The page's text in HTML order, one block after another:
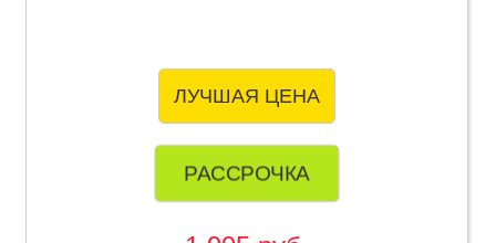
ЛУЧШАЯ ЦЕНА
РАССРОЧКА